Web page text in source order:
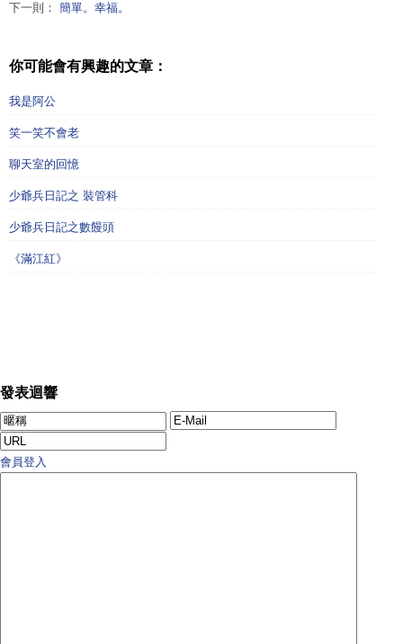
下一則： 簡單。幸福。
你可能會有興趣的文章：
我是阿公
笑一笑不會老
聊天室的回憶
少爺兵日記之 裝管科
少爺兵日記之數饅頭
《滿江紅》
發表迴響
會員登入